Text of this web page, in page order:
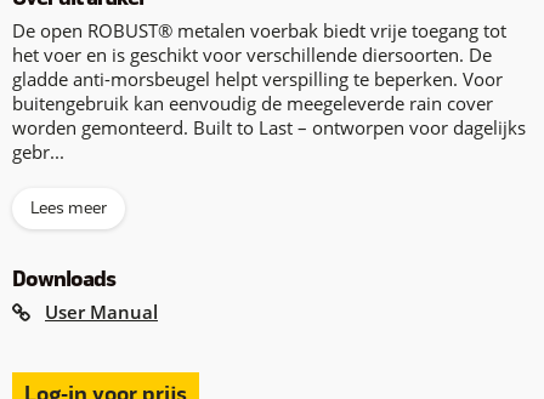
De open ROBUST® metalen voerbak biedt vrije toegang tot
het voer en is geschikt voor verschillende diersoorten. De
gladde anti-morsbeugel helpt verspilling te beperken. Voor
buitengebruik kan eenvoudig de meegeleverde rain cover
worden gemonteerd. Built to Last – ontworpen voor dagelijks
gebr...
Lees meer
Downloads
User Manual